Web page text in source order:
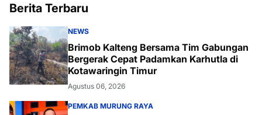
Berita Terbaru
NEWS
Brimob Kalteng Bersama Tim Gabungan
Bergerak Cepat Padamkan Karhutla di
Kotawaringin Timur
Agustus 06, 2026
PEMKAB MURUNG RAYA